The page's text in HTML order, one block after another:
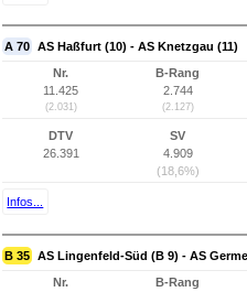
A 70 AS Haßfurt (10) - AS Knetzgau (11)
Nr.
11.425
(2.031)
B-Rang
2.744
(2.127)
DTV
26.391
SV
4.909
(18,6%)
Infos...
B 35 AS Lingenfeld-Süd (B 9) - AS
Nr.
B-Rang